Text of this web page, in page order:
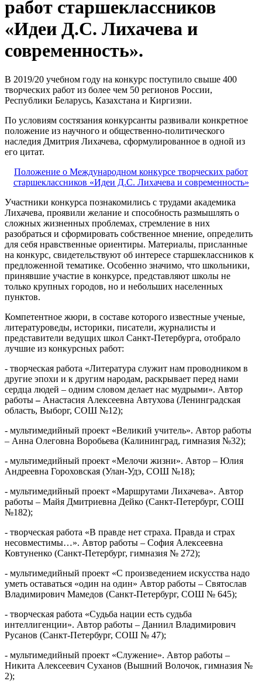
работ старшеклассников
«Идеи Д.С. Лихачева и
современность».
В 2019/20 учебном году на конкурс поступило свыше 400
творческих работ из более чем 50 регионов России,
Республики Беларусь, Казахстана и Киргизии.
По условиям состязания конкурсанты развивали конкретное
положение из научного и общественно-политического
наследия Дмитрия Лихачева, сформулированное в одной из
его цитат.
Положение о Международном конкурсе творческих работ
старшеклассников «Идеи Д.С. Лихачева и современность»
Участники конкурса познакомились с трудами академика
Лихачева, проявили желание и способность размышлять о
сложных жизненных проблемах, стремление в них
разобраться и сформировать собственное мнение, определить
для себя нравственные ориентиры. Материалы, присланные
на конкурс, свидетельствуют об интересе старшеклассников к
предложенной тематике. Особенно значимо, что школьники,
принявшие участие в конкурсе, представляют школы не
только крупных городов, но и небольших населенных
пунктов.
Компетентное жюри, в составе которого известные ученые,
литературоведы, историки, писатели, журналисты и
представители ведущих школ Санкт-Петербурга, отобрало
лучшие из конкурсных работ:
- творческая работа «Литература служит нам проводником в
другие эпохи и к другим народам, раскрывает перед нами
сердца людей – одним словом делает нас мудрыми». Автор
работы–Анастасия Алексеевна Автухова (Ленинградская
область, Выборг, СОШ №12);
- мультимедийный проект «Великий учитель». Автор работы
– Анна Олеговна Воробьева (Калининград, гимназия №32);
- мультимедийный проект «Мелочи жизни». Автор – Юлия
Андреевна Гороховская (Улан-Удэ, СОШ №18);
- мультимедийный проект «Маршрутами Лихачева». Автор
работы – Майя Дмитриевна Дейко (Санкт-Петербург, СОШ
№182);
- творческая работа «В правде нет страха. Правда и страх
несовместимы…». Автор работы – София Алексеевна
Ковтуненко (Санкт-Петербург, гимназия № 272);
- мультимедийный проект «С произведением искусства надо
уметь оставаться «один на один» Автор работы – Святослав
Владимирович Мамедов (Санкт-Петербург, СОШ № 645);
- творческая работа «Судьба нации есть судьба
интеллигенции». Автор работы – Даниил Владимирович
Русанов (Санкт-Петербург, СОШ № 47);
- мультимедийный проект «Служение». Автор работы –
Никита Алексеевич Суханов (Вышний Волочок, гимназия №
2);